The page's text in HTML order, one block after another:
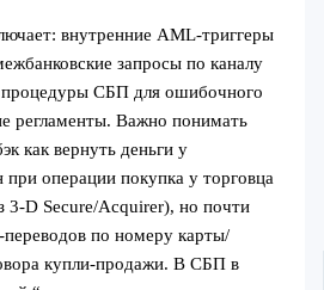
внутренние AML-триггеры
запросы по каналу
СБП для ошибочного
регламенты. Важно понимать
как вернуть деньги у
операции покупка у торговца
3‑D Secure/Acquirer), но почти
по номеру карты/
купли-продажи. В СБП в